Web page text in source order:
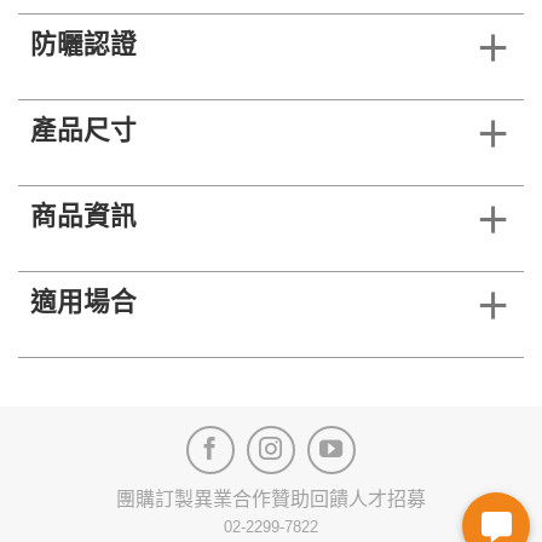
防曬認證
產品尺寸
商品資訊
適用場合
團購訂製異業合作贊助回饋人才招募
02-2299-7822